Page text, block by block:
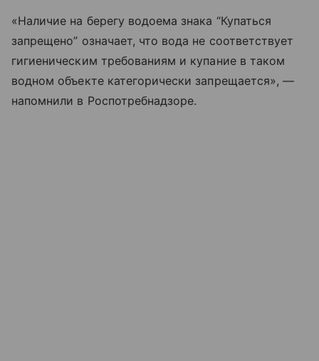
«Наличие на берегу водоема знака “Купаться
запрещено” означает, что вода не соответствует
гигиеническим требованиям и купание в таком
водном объекте категорически запрещается», —
напомнили в Роспотребнадзоре.